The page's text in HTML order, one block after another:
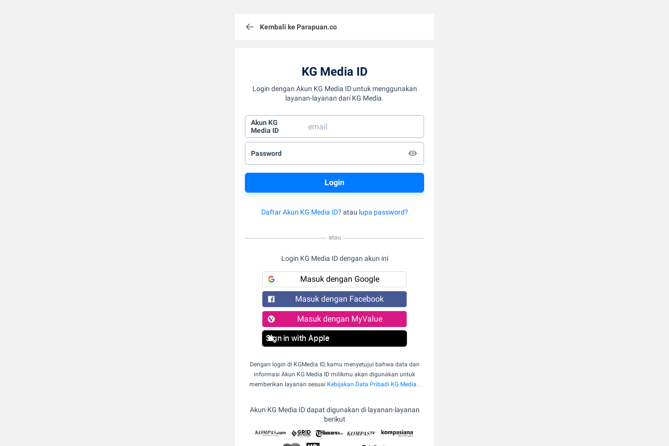
Kembali ke Parapuan.co
KG Media ID
Login dengan Akun KG Media ID untuk menggunakan
layanan-layanan dari KG Media.
Akun KG
Media ID
Password
Daftar Akun KG Media ID? atau lupa password?
atau
Login KG Media ID dengan akun ini
Masuk dengan Google
Masuk dengan Facebook
Masuk dengan MyValue
Sign in with Apple
Dengan login di KGMedia ID, kamu menyetujui bahwa data dan
informasi Akun KG Media ID milikmu akan digunakan untuk
memberikan layanan sesuai Kebijakan Data Pribadi KG Media .
Akun KG Media ID dapat digunakan di layanan-layanan
berikut